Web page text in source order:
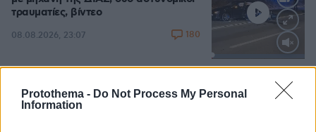
Protothema - Do Not Process My Personal
Information
τραυματίες, βίντεο
08.08.2026, 23:07 180
Οι «Πράσινες Μπότες»: 30 χρόνια
μετά, το Έβερεστ μπορεί να δώσει